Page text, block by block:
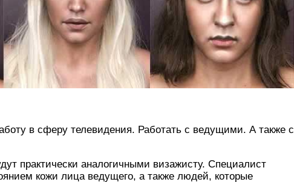
в сферу телевидения. Работать с ведущими. А также с
практически аналогичными визажисту. Специалист
кожи лица ведущего, а также людей, которые